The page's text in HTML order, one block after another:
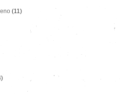
(11)